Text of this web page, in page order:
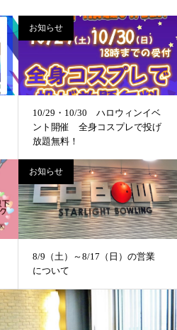
お知らせ
10/29・10/30 ハロウィンイベ
ント開催 全身コスプレで投げ
放題無料！
お知らせ
8/9（土）～8/17（日）の営業
について